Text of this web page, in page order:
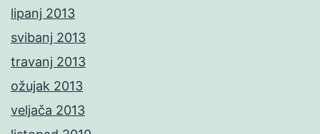
lipanj 2013
svibanj 2013
travanj 2013
ožujak 2013
veljača 2013